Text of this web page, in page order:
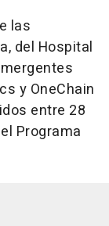
las
del Hospital
y OneChain
entre 28
Programa